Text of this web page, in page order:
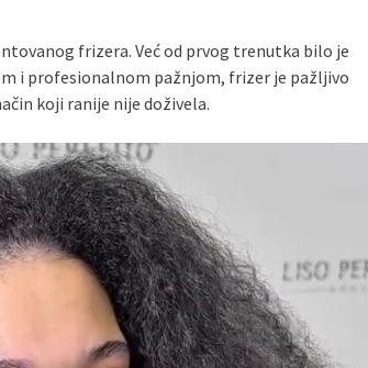
frizera. Već od prvog trenutka bilo je
i profesionalnom pažnjom, frizer je pažljivo
koji ranije nije doživela.